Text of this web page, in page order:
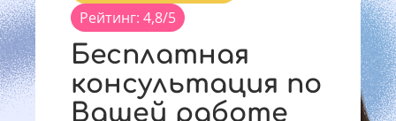
Рейтинг: 4,8/5
Бесплатная
консультация по
Вашей работе